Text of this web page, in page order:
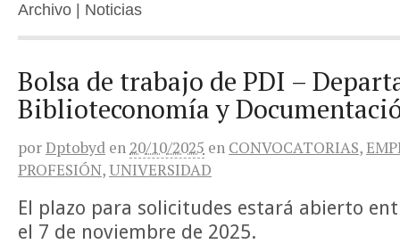
Archivo | Noticias
Bolsa de trabajo de PDI –
Biblioteconomía y
porDptobyd en 20/10/2025 en CONVOCATORIAS,
PROFESIÓN,UNIVERSIDAD
El plazo para solicitudes estará abierto
el 7 de noviembre de 2025.